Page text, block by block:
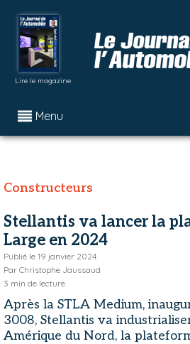
Lire le magazine
Menu
Constructeurs
Stellantis va lancer la
Large en 2024
Publié le 19 janvier 2024
Par Christophe Jaussaud
3 min de lecture
Après la STLA Medium,
3008, Stellantis va
Amérique du Nord, la